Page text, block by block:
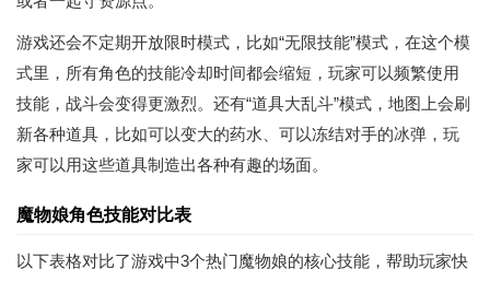
游戏还会不定期开放限时模式，比如“无限技能”模式，在这个模
式里，所有角色的技能冷却时间都会缩短，玩家可以频繁使用
技能，战斗会变得更激烈。还有“道具大乱斗”模式，地图上会刷
新各种道具，比如可以变大的药水、可以冻结对手的冰弹，玩
家可以用这些道具制造出各种有趣的场面。
魔物娘角色技能对比表
以下表格对比了游戏中3个热门魔物娘的核心技能，帮助玩家快